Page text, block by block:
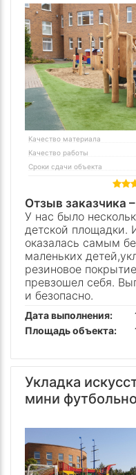
Качество материала
Качество работы
Сроки сдачи объекта
Отзыв заказчика –
У нас было
детской площадки.
оказалась самым
маленьких
резиновое
превзошел себя.
и безопасно.
Дата выполнения:
Площадь объекта:
Укладка
мини